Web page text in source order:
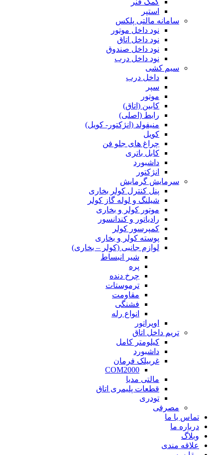
استپر
سامانه مالتی پلکس
نود داخل موتور
نود داخل اتاق
نود داخل صندوق
نود داخل درب
سیم کشی
داخل درب
سپر
موتور
کابین (اتاق)
رابط (اصلی)
منیفولد (انژکتور- کویل)
کویل
چراغ های جلو فن
کابل باتری
داشبورد
انژکتور
سرمایش گرمایش
پنل کنترل کولر بخاری
شیلنگ و لوله گاز کولر
موتور کولر و بخاری
رادیاتور و کندانسور
کمپرسور کولر
پوسته کولر و بخاری
لوازم جانبی (کولر – بخاری)
شیر انبساط
پره
چرخ دنده
ترموستات
مقاومت
فشنگی
انواع رله
اوپراتور
تریم داخل اتاق
کیلومتر کامل
داشبورد
غربیلک فرمان
COM2000
مالتی مدیا
قطعات پلیمری اتاق
تودری
مصرفی
تماس با ما
درباره ما
وبلاگ
علاقه مندی